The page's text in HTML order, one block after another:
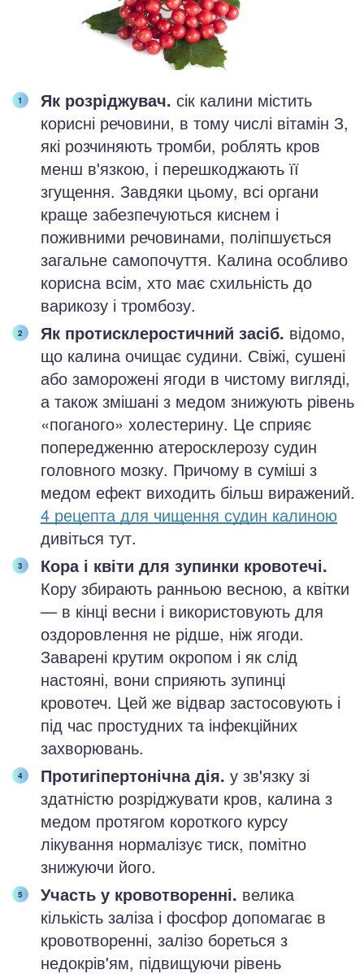
Як розріджувач. сік калини містить
корисні речовини, в тому числі вітамін З,
які розчиняють тромби, роблять кров
менш в'язкою, і перешкоджають її
згущення. Завдяки цьому, всі органи
краще забезпечуються киснем і
поживними речовинами, поліпшується
загальне самопочуття. Калина особливо
корисна всім, хто має схильність до
варикозу і тромбозу.
Як протисклеростичний засіб. відомо,
що калина очищає судини. Свіжі, сушені
або заморожені ягоди в чистому вигляді,
а також змішані з медом знижують рівень
«поганого» холестерину. Це сприяє
попередженню атеросклерозу судин
головного мозку. Причому в суміші з
медом ефект виходить більш виражений.
4 рецепта для чищення судин калиною
дивіться тут.
Кора і квіти для зупинки кровотечі.
Кору збирають ранньою весною, а квітки
— в кінці весни і використовують для
оздоровлення не рідше, ніж ягоди.
Заварені крутим окропом і як слід
настояні, вони сприяють зупинці
кровотеч. Цей же відвар застосовують і
під час простудних та інфекційних
захворювань.
Протигіпертонічна дія. у зв'язку зі
здатністю розріджувати кров, калина з
медом протягом короткого курсу
лікування нормалізує тиск, помітно
знижуючи його.
Участь у кровотворенні. велика
кількість заліза і фосфор допомагає в
кровотворенні, залізо бореться з
недокрів'ям, підвищуючи рівень